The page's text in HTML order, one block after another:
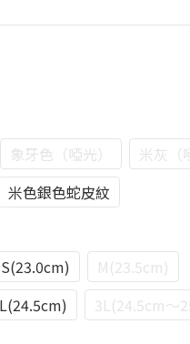
象牙色（啞光）
米灰（
米色銀色蛇皮紋
S(23.0cm)
M(23.5cm)
3L(24.5cm～